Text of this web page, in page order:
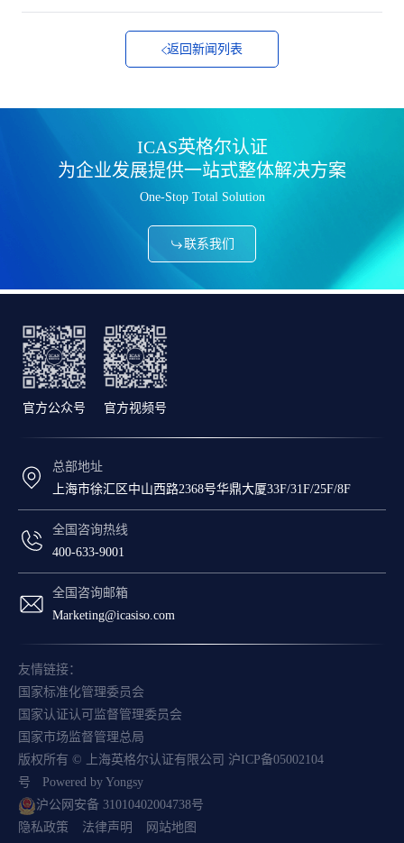
返回新闻列表
ICAS英格尔认证
为企业发展提供一站式整体解决方案
One-Stop Total Solution
联系我们
官方公众号 官方视频号
总部地址
上海市徐汇区中山西路2368号华鼎大厦33F/31F/25F/8F
全国咨询热线
400-633-9001
全国咨询邮箱
Marketing@icasiso.com
友情链接：
国家标准化管理委员会
国家认证认可监督管理委员会
国家市场监督管理总局
版权所有 © 上海英格尔认证有限公司 沪ICP备05002104
号
Powered by Yongsy
沪公网安备 31010402004738号
隐私政策
法律声明 网站地图